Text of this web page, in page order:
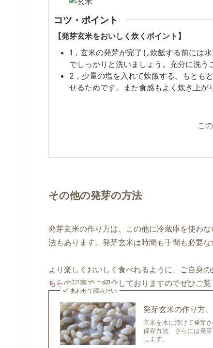
コツ・ポイント
【発芽玄米をおいしく炊くポイント】
1，玄米の発芽が完了し炊飯する前には
でしっかりと洗いましょう。充分に洗う
2，少量の塩を入れて炊飯する。もとも
せるためです。また食感もよく炊き上が
こ
その他の発芽の方法
発芽玄米の作り方は、この他に冷蔵庫を使わ
法もあります。発芽玄米は時間も手間も必要な
より楽しくおいしく食べれるように、ご自身
ちらの記事でご紹介しておりますのでぜひご覧
あわせて読みたい
発芽玄米の作り方
玄米を水に浸けて発芽
保存方法、さらには発
します。